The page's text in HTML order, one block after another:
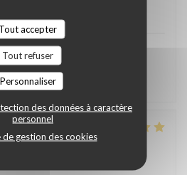
Tout accepter
Tout refuser
Personnaliser
des données à caractère
personnel
gestion des cookies
les assiettes et saveur très
6
/5